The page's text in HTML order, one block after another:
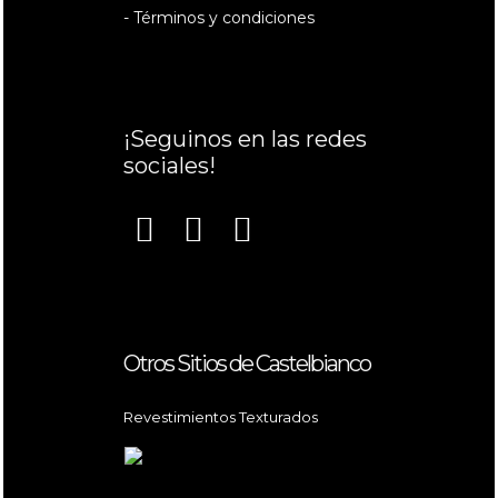
- Términos y condiciones
¡Seguinos en las redes
sociales!
Otros Sitios de Castelbianco
Revestimientos Texturados